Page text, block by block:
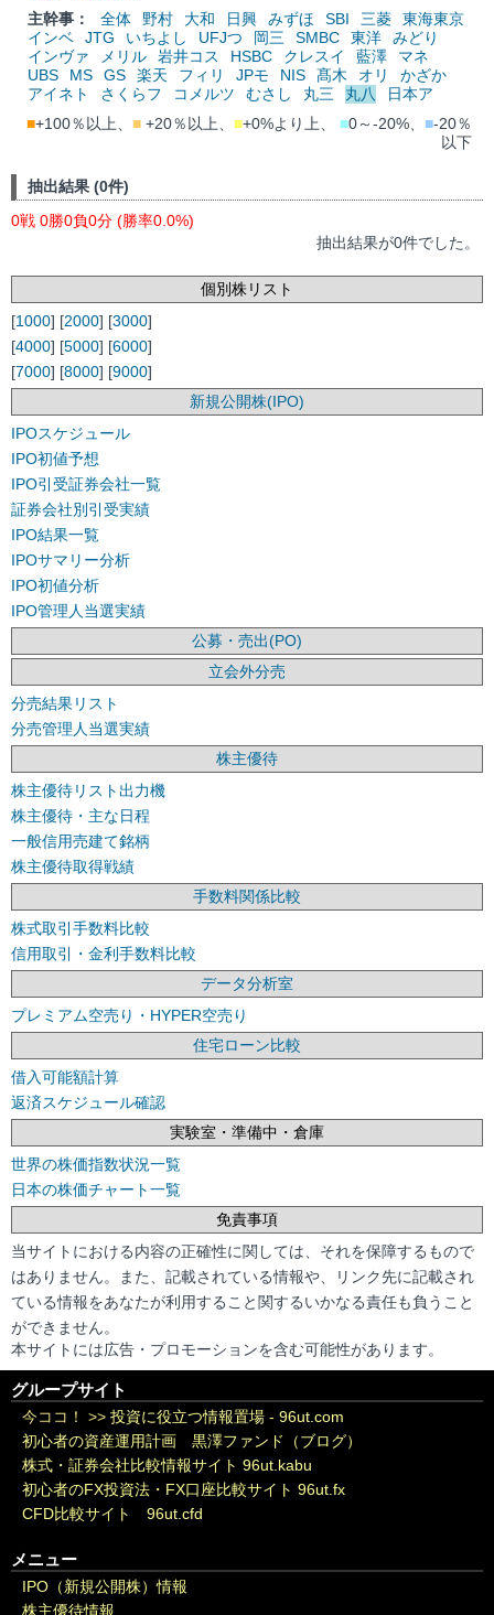
主幹事：
全体 野村 大和 日興 みずほ SBI 三菱
東海東京
インベ
JTG いちよし UFJつ 岡三 SMBC 東洋
みどり
インヴァ
メリル 岩井コス HSBC クレスイ 藍澤
マネ
UBS
MS GS 楽天 フィリ JPモ NIS 髙木 オリ
かざか
アイネト
さくらフ コメルツ むさし 丸三 丸八
日本ア
■+100％以上、 ■ +20％以上、 ■+0%より上、 ■0～-20%、 ■-20％
以下
抽出結果 (0件)
0戦 0勝0負0分 (勝率0.0%)
抽出結果が0件でした。
個別株リスト
[1000] [2000] [3000]
[4000] [5000] [6000]
[7000] [8000] [9000]
新規公開株(IPO)
IPOスケジュール
IPO初値予想
IPO引受証券会社一覧
証券会社別引受実績
IPO結果一覧
IPOサマリー分析
IPO初値分析
IPO管理人当選実績
公募・売出(PO)
立会外分売
分売結果リスト
分売管理人当選実績
株主優待
株主優待リスト出力機
株主優待・主な日程
一般信用売建て銘柄
株主優待取得戦績
手数料関係比較
株式取引手数料比較
信用取引・金利手数料比較
データ分析室
プレミアム空売り・HYPER空売り
住宅ローン比較
借入可能額計算
返済スケジュール確認
実験室・準備中・倉庫
世界の株価指数状況一覧
日本の株価チャート一覧
免責事項
当サイトにおける内容の正確性に関しては、それを保障するもので
はありません。また、記載されている情報や、リンク先に記載され
ている情報をあなたが利用すること関するいかなる責任も負うこと
ができません。
本サイトには広告・プロモーションを含む可能性があります。
グループサイト
今ココ！ >> 投資に役立つ情報置場 - 96ut.com
初心者の資産運用計画 黒澤ファンド（ブログ）
株式・証券会社比較情報サイト 96ut.kabu
初心者のFX投資法・FX口座比較サイト 96ut.fx
CFD比較サイト 96ut.cfd
メニュー
IPO（新規公開株）情報
株主優待情報